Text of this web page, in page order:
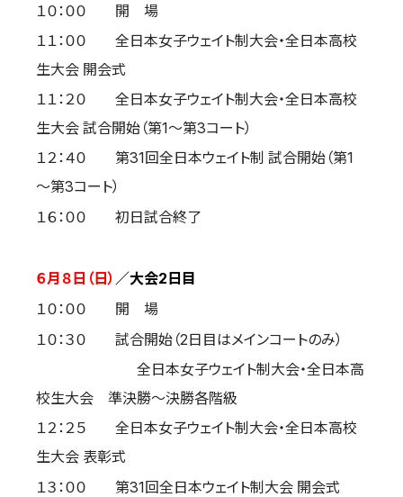
試合規則
青少年部・保護者の方へ
一般の部・壮年部の方
会員制度
プライバシーポリシー
サイトマップ
Language
日本語
１０：００ 開 場
１１：００ 全日本女子ウェイト制大会・全日本高校
生大会 開会式
１１：２０ 全日本女子ウェイト制大会・全日本高校
生大会 試合開始（第1～第3コート）
１２：４０ 第31回全日本ウェイト制 試合開始（第1
～第3コート）
１６：００ 初日試合終了
６月８日（日） ／大会2日目
１０：００ 開 場
１０：３０ 試合開始（2日目はメインコートのみ）
全日本女子ウェイト制大会・全日本高
校生大会 準決勝～決勝各階級
１２：２５ 全日本女子ウェイト制大会・全日本高校
生大会 表彰式
１３：００ 第31回全日本ウェイト制大会 開会式